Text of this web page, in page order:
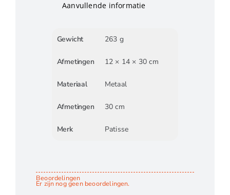
Aanvullende informatie
Gewicht 263 g
Afmetingen 12 × 14 × 30 cm
Materiaal Metaal
Afmetingen 30 cm
Merk Patisse
Beoordelingen
Er zijn nog geen beoordelingen.